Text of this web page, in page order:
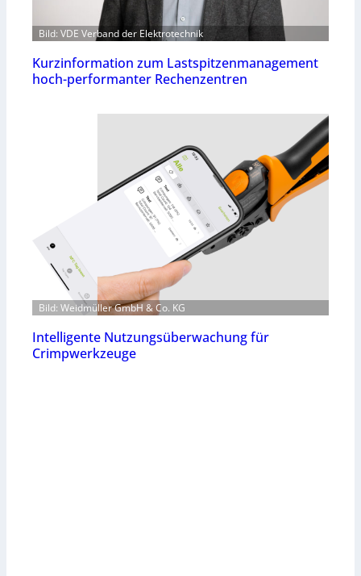
Bild: VDE Verband der Elektrotechnik
Kurzinformation zum Lastspitzenmanagement
hoch-performanter Rechenzentren
Bild: Weidmüller GmbH & Co. KG
Intelligente Nutzungsüberwachung für
Crimpwerkzeuge